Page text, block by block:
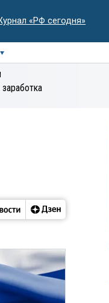
«РФ сегодня»
экспертиза